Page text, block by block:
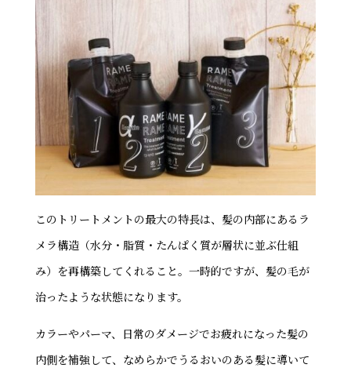
このトリートメントの最大の特長は、髪の内部にあるラ
メラ構造（水分・脂質・たんぱく質が層状に並ぶ仕組
み）を再構築してくれること。一時的ですが、髪の毛が
治ったような状態になります。
カラーやパーマ、日常のダメージでお疲れになった髪の
内側を補強して、なめらかでうるおいのある髪に導いて